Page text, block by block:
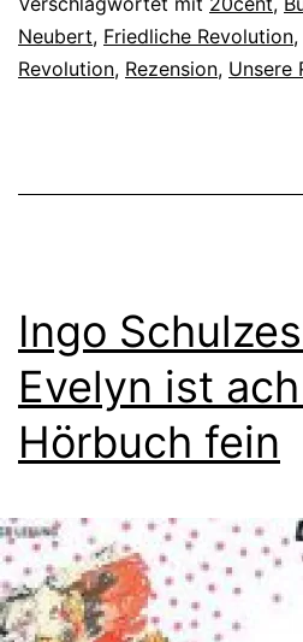
Neubert, Friedliche Revolution,
Revolution, Rezension, Unsere
Ingo
Evelyn ist
Hörbuch fein